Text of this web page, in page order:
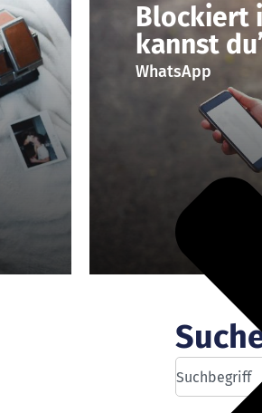
Blockiert
kannst
WhatsApp